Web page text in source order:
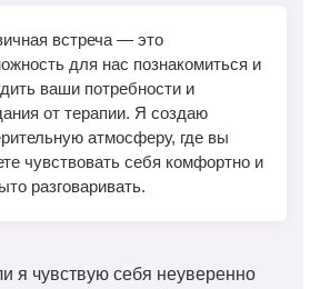
встреча — это
для нас познакомиться и
ваши потребности и
от терапии. Я создаю
атмосферу, где вы
чувствовать себя комфортно и
разговаривать.
я чувствую себя неуверенно